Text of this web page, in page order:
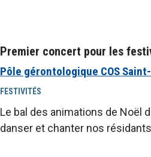
Premier concert pour les
Pôle gérontologique COS
FESTIVITÉS
Le bal des animations de Noël
danser et chanter nos